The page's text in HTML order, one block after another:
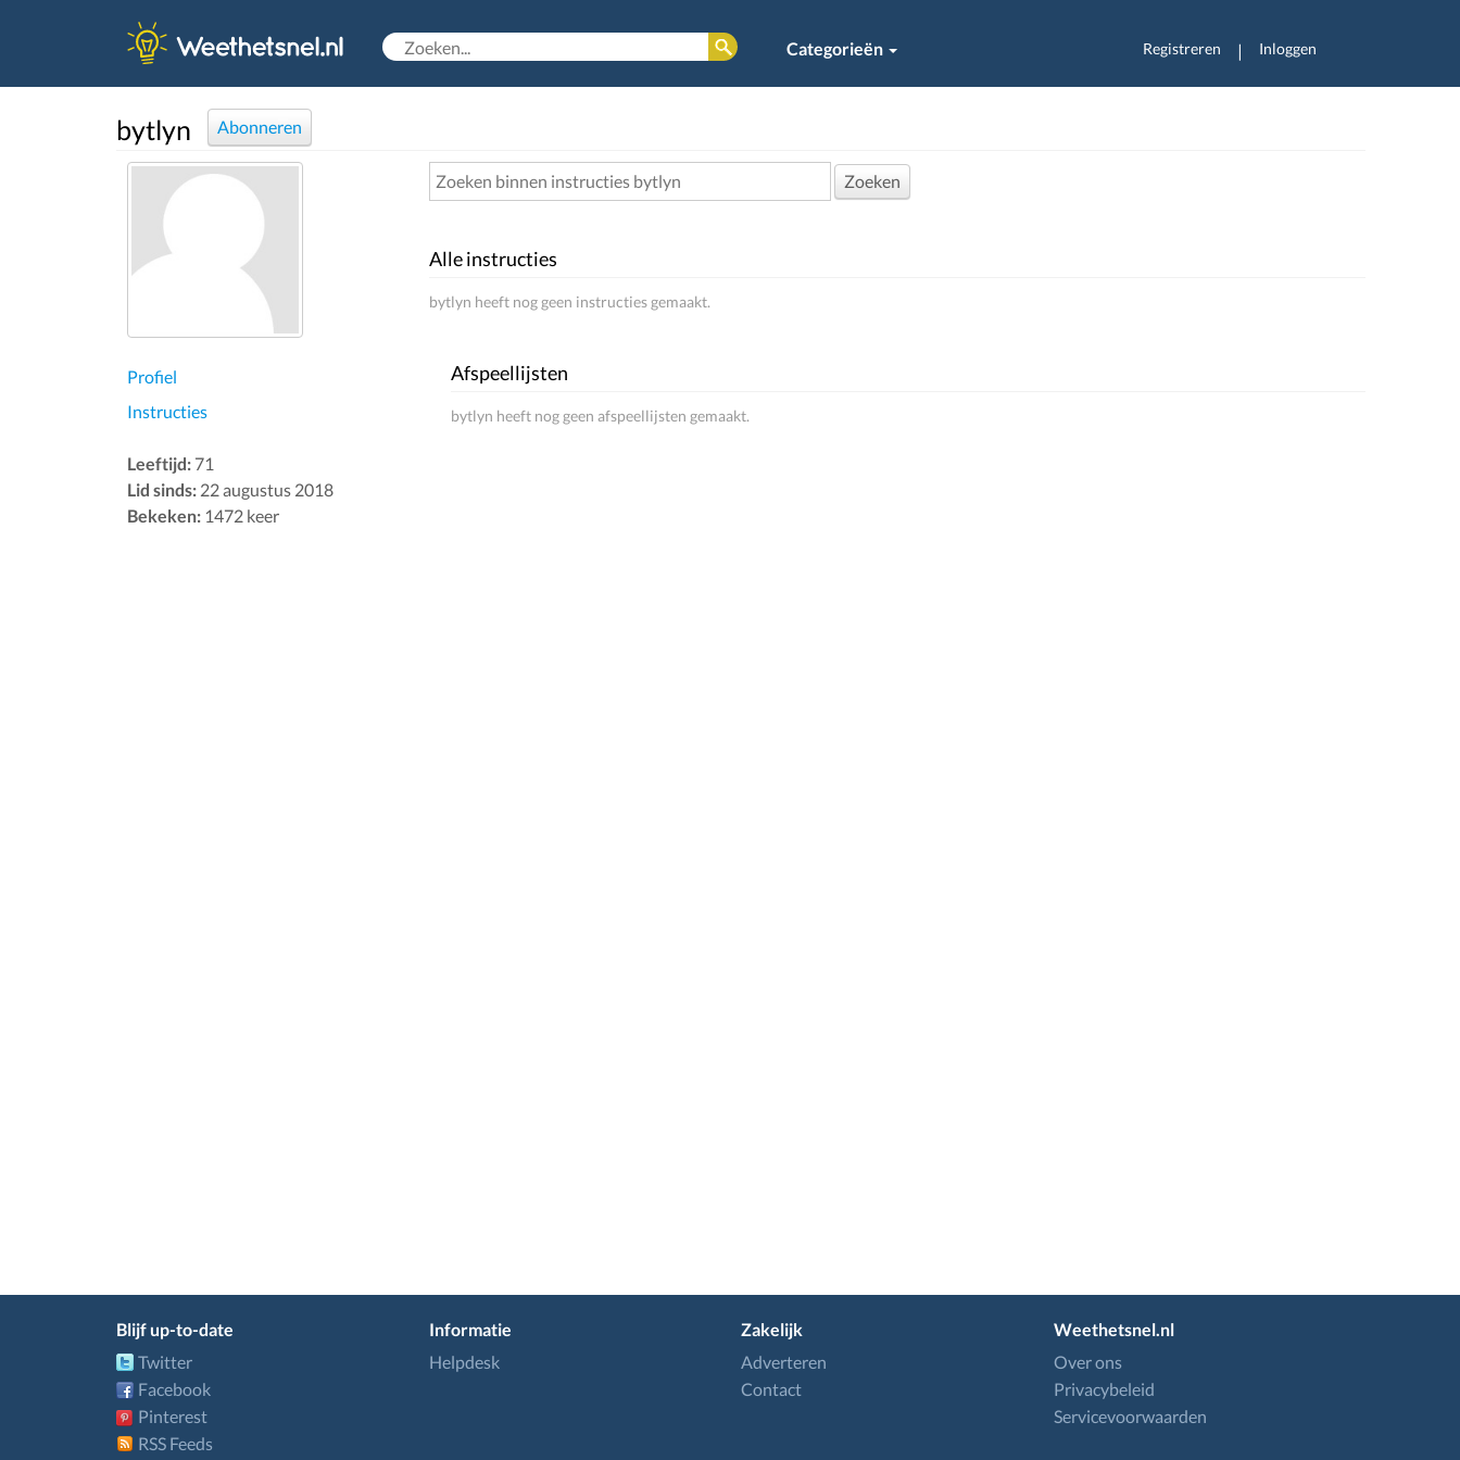
Categorieën Registreren | Inloggen
bytlyn Abonneren
Profiel
Instructies
Leeftijd: 71
Lid sinds: 22 augustus 2018
Bekeken: 1472 keer
Zoeken
Alle instructies
bytlyn heeft nog geen instructies gemaakt.
Afspeellijsten
bytlyn heeft nog geen afspeellijsten gemaakt.
Blijf up-to-date
Twitter
Facebook
Pinterest
RSS Feeds
Informatie
Helpdesk
Zakelijk
Adverteren
Contact
Weethetsnel.nl
Over ons
Privacybeleid
Servicevoorwaarden